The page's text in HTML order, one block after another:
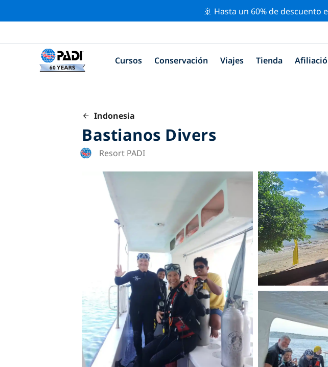
🚢 Hasta un 60% de descuento
Cursos Conservación Viajes Tienda
Indonesia
Bastianos Divers
Resort PADI